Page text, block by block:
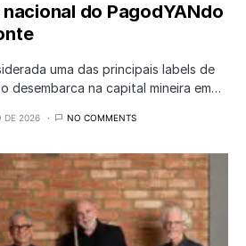
do PagodYANdo
uma das principais labels de
desembarca na capital mineira em…
DE 2026 NO COMMENTS